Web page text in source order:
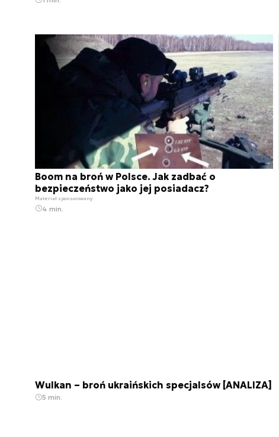
Boom na broń w Polsce. Jak zadbać o
bezpieczeństwo jako jej posiadacz?
Materiał sponsorowany
4 min.
Wulkan – broń ukraińskich specjalsów [ANALIZA]
5 min.